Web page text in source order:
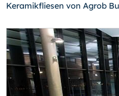
Keramikfliesen von Agrob